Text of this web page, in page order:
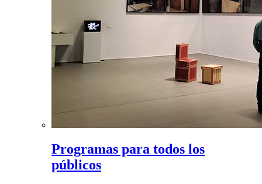
Programas para todos los
públicos